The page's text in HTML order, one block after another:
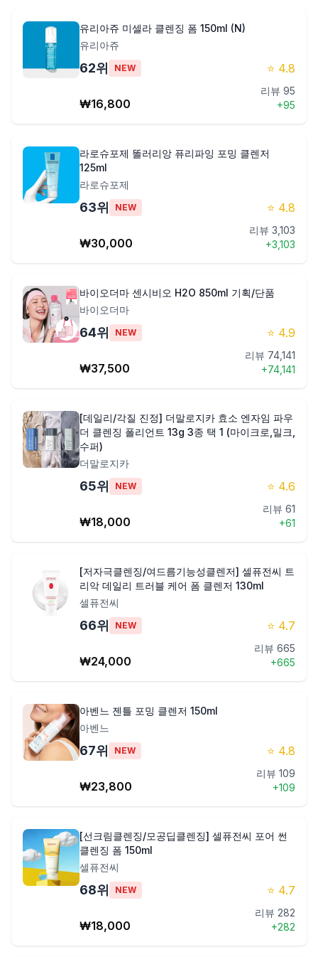
유리아쥬 미셀라 클렌징 폼 150ml (N)
유리아쥬
62위 NEW ⭐ 4.8
₩16,800
리뷰 95
+95
라로슈포제 똘러리앙 퓨리파잉 포밍 클렌저
125ml
라로슈포제
63위 NEW ⭐ 4.8
₩30,000
리뷰 3,103
+3,103
바이오더마 센시비오 H2O 850ml 기획/단품
바이오더마
64위 NEW ⭐ 4.9
₩37,500
리뷰 74,141
+74,141
[데일리/각질 진정] 더말로지카 효소 엔자임 파우
더 클렌징 폴리언트 13g 3종 택 1 (마이크로,밀크,
수퍼)
더말로지카
65위 NEW ⭐ 4.6
₩18,000
리뷰 61
+61
[저자극클렌징/여드름기능성클렌저] 셀퓨전씨 트
리악 데일리 트러블 케어 폼 클렌저 130ml
셀퓨전씨
66위 NEW ⭐ 4.7
₩24,000
리뷰 665
+665
아벤느 젠틀 포밍 클렌저 150ml
아벤느
67위 NEW ⭐ 4.8
₩23,800
리뷰 109
+109
[선크림클렌징/모공딥클렌징] 셀퓨전씨 포어 썬
클렌징 폼 150ml
셀퓨전씨
68위 NEW ⭐ 4.7
₩18,000
리뷰 282
+282